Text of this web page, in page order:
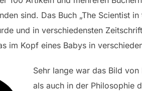
sind. Das Buch „The Scientist
und in verschiedensten
im Kopf eines Babys in
Sehr lange war das Bild
als auch in der Philosophie